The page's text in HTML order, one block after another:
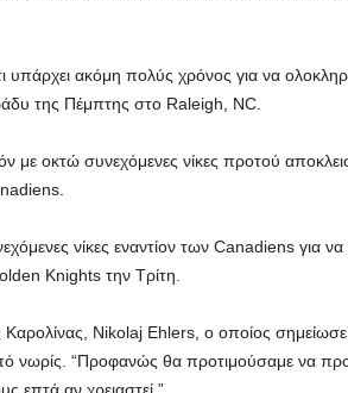
υπάρχει ακόμη πολύς χρόνος για να
της Πέμπτης στο Raleigh, NC.
με οκτώ συνεχόμενες νίκες προτού
νίκες εναντίον των Canadiens για
Knights την Τρίτη.
Καρολίνας, Nikolaj Ehlers, ο οποίος
“Προφανώς θα προτιμούσαμε να